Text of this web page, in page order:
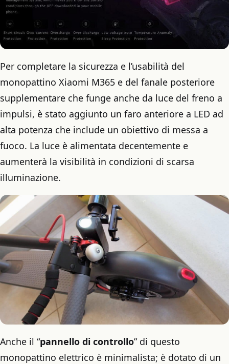
Per completare la sicurezza e l’usabilità del
monopattino Xiaomi M365 e del fanale posteriore
supplementare che funge anche da luce del freno a
impulsi, è stato aggiunto un faro anteriore a LED ad
alta potenza che include un obiettivo di messa a
fuoco. La luce è alimentata decentemente e
aumenterà la visibilità in condizioni di scarsa
illuminazione.
Anche il “pannello di controllo” di questo
monopattino elettrico è minimalista; è dotato di un